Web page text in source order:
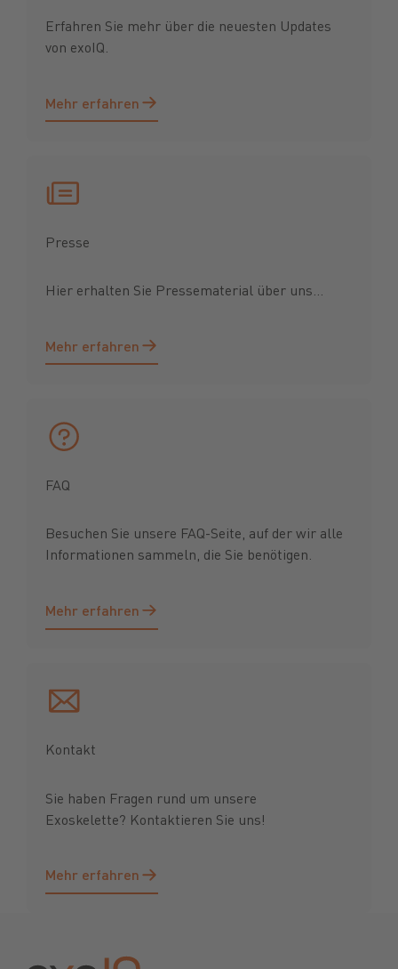
Erfahren Sie mehr über die neuesten Updates
von exoIQ.
Mehr erfahren
Mehr erfahren
Presse
Hier erhalten Sie Pressematerial über uns...
Mehr erfahren
Mehr erfahren
FAQ
Besuchen Sie unsere FAQ-Seite, auf der wir alle
Informationen sammeln, die Sie benötigen.
Mehr erfahren
Mehr erfahren
Kontakt
Sie haben Fragen rund um unsere
Exoskelette? Kontaktieren Sie uns!
Mehr erfahren
Mehr erfahren